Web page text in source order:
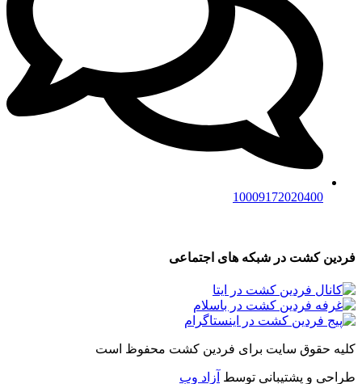
10009172020400
فردین کشت در شبکه های اجتماعی
کلیه حقوق سایت برای فردین کشت محفوظ است
طراحی و پشتیبانی توسط آزاد وب